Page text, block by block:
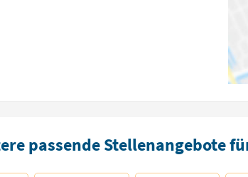
passende Stellenangebote